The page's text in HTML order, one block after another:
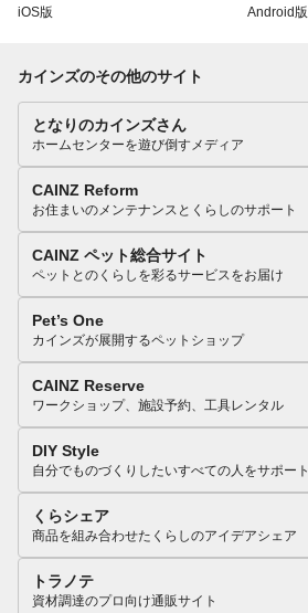
iOS版 Android版
カインズのその他のサイト
となりのカインズさん
ホームセンターを遊び倒すメディア
CAINZ Reform
お住まいのメンテナンスとくらしのサポート
CAINZ ペット総合サイト
ペットとのくらしを彩るサービスをお届け
Pet’s One
カインズが展開するペットショップ
CAINZ Reserve
ワークショップ、施設予約、工具レンタル
DIY Style
自分でものづくりしたいすべての人をサポート
くらシェア
商品を組み合わせたくらしのアイデアシェア
トラノテ
資材調達のプロ向け通販サイト